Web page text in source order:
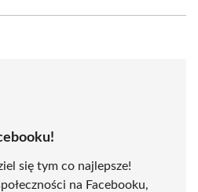
się tym co najlepsze!
na Facebooku,